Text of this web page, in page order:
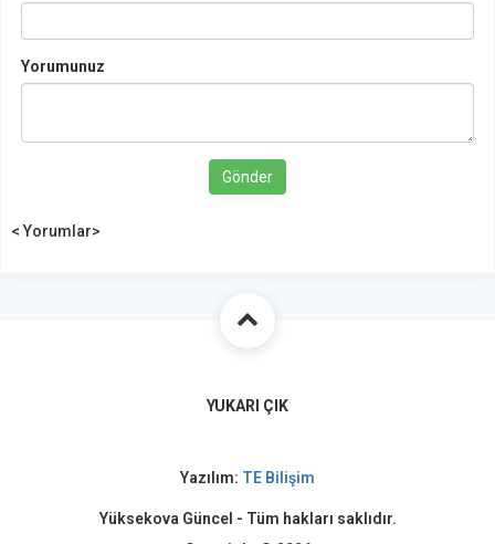
Yorumunuz
Gönder
< Yorumlar>
YUKARI ÇIK
Yazılım: TE Bilişim
Yüksekova Güncel - Tüm hakları saklıdır.